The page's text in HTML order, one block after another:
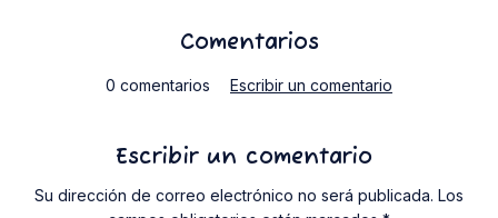
Comentarios
0 comentarios Escribir un comentario
Escribir un comentario
Su dirección de correo electrónico no será publicada. Los